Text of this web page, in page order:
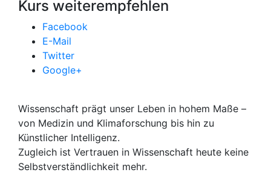
Kurs weiterempfehlen
Facebook
E-Mail
Twitter
Google+
Wissenschaft prägt unser Leben in hohem Maße –
von Medizin und Klimaforschung bis hin zu
Künstlicher Intelligenz.
Zugleich ist Vertrauen in Wissenschaft heute keine
Selbstverständlichkeit mehr.